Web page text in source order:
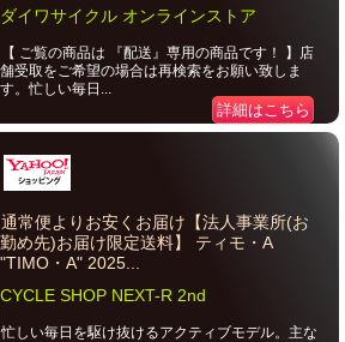
ダイワサイクル オンラインストア
【 ご覧の商品は 『配送』専用の商品です！ 】店
舗受取をご希望の場合は再検索をお願い致しま
す。忙しい毎日...
詳細はこちら
通常便よりお安くお届け【法人事業所(お
勤め先)お届け限定送料】 ティモ・A
"TIMO・A" 2025...
CYCLE SHOP NEXT-R 2nd
忙しい毎日を駆け抜けるアクティブモデル。主な